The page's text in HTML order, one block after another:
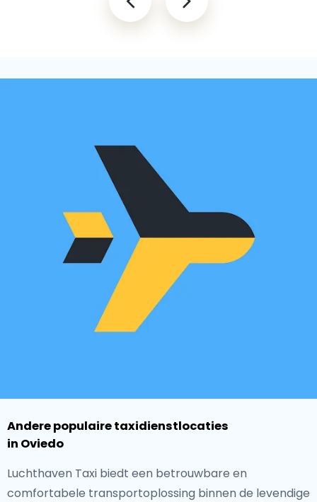
Andere populaire taxidienstlocaties
in Oviedo
Luchthaven Taxi biedt een betrouwbare en
comfortabele transportoplossing binnen de levendige